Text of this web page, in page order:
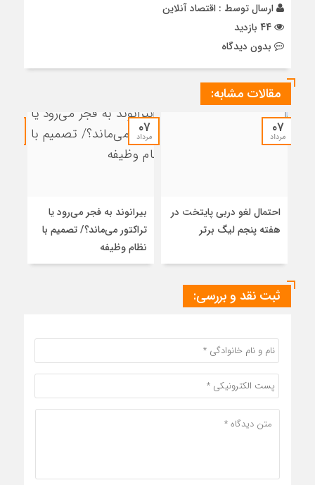
ارسال توسط : اقتصاد آنلاین
بدون دیدگاه
مقالات مشابه:
۰۷
مرداد
احتمال لغو دربی پایتخت در
هفته پنجم لیگ برتر
۰۷
مرداد
بیرانوند به فجر می‌رود یا
تراکتور می‌ماند؟/ تصمیم با
نظام وظیفه
ثبت نقد و بررسی: